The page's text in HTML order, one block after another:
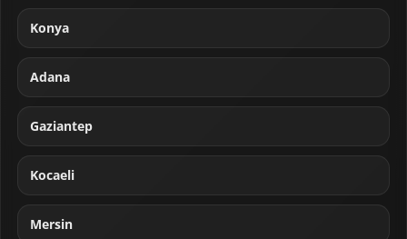
Konya
Adana
Gaziantep
Kocaeli
Mersin